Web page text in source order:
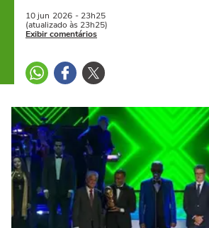
10 jun 2026 - 23h25
(atualizado às 23h25)
Exibir comentários